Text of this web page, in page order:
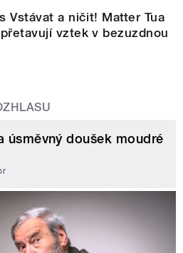
Vstávat a ničit! Matter Tua
vztek v bezuzdnou
úsměvný doušek moudré